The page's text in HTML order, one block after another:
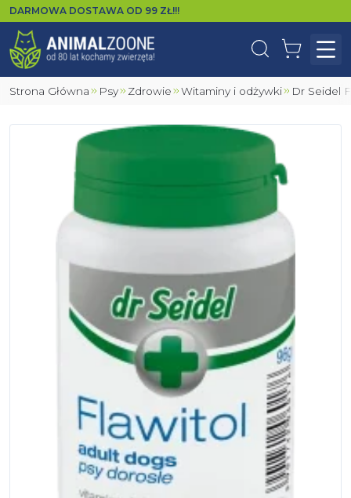
DARMOWA DOSTAWA OD 99 ZŁ!!!
WyszukajKoszyk
Strona Główna Psy Zdrowie Witaminy i odżywki Dr